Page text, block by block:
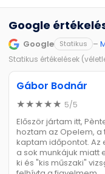
Google
Google Statikus –
Statikus értékelések
Gábor Bodnár
5/5
Először jártam itt,
hoztam az Opelem,
kaptam időpontot. Az
a sok munkájuk miatt
ki és "kis műszaki"